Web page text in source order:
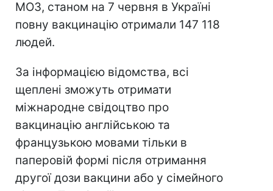
МОЗ, станом на 7 червня в Україні
повну вакцинацію отримали 147 118
людей.
За інформацією відомства, всі
щеплені зможуть отримати
міжнародне свідоцтво про
вакцинацію англійською та
французькою мовами тільки в
паперовій формі після отримання
другої дози вакцини або у сімейного